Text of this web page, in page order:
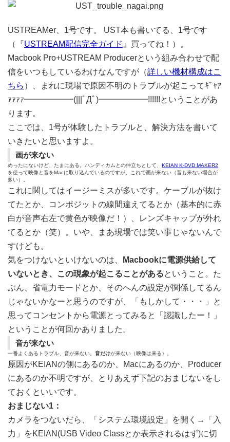
USTREAMer、1号です。 UST本も書いてる、1号です
（『USTREAM配信完全ガイド 』買ってね！）。
Macbook Pro+USTREAM Producerという組み合わせで配
信をいつもしているわけなんですが（詳しい機材構成はこ
ちら ）、まれに現場で原因不明のトラブルが起こってｷﾞｬｱ
ｧｧｧｧ━━━━━━(|||ﾟДﾟ)━━━━━━!!!!!!ということがあ
ります。
ここでは、1号が体験したトラブルと、解決方法を書いて
いきたいと思いますよ。
画が来ない
めったにないけど、たまにある。ハンディカムとの仲立ちとして、 KEIAN K-DVD MAKER2
を使って映像と音をMacに取り込んでいるのですが、これで画が来ない（音も来ない場合が
多い）。
これに関してはイージーミスが多いです。ケーブルが抜け
てたとか、コンポジットの線間違えてるとか（基本的に赤
白が音声右左で黄色が映像だ！）、レンズキャップが外れ
てるとか（笑）。いや、まあ現場では笑い事じゃないんで
すけども。
気をつけないといけないのは、
Macbookに電源供給して
いないとき、この現象が起こることがあるということ。た
ぶん、省電力モードとか、そのへんの設定が関係してるん
じゃないかなーと思うのですが、「もしかして・・・」と
思ってコンセントから電源とってみると「認識したー！」
ということが何回かありました。
音が来ない
一番よくあるトラブル、音が来ない。 音だけが来ない（映像は来る）。
原因がKEIANの側にあるのか、Macにあるのか、Producer
にあるのか不明ですが、とりあえず下記のおまじないをし
ておくといいです。
おまじない1：
カメラをつないだら、「システム環境設定」を開く→「入
力」をKEIAN(USB Video Classとか表示されるはず)に切